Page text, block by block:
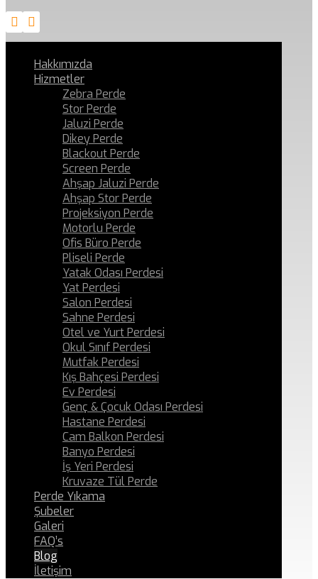
Hakkımızda
Hizmetler
Zebra Perde
Stor Perde
Jaluzi Perde
Dikey Perde
Blackout Perde
Screen Perde
Ahşap Jaluzi Perde
Ahşap Stor Perde
Projeksiyon Perde
Motorlu Perde
Ofis Büro Perde
Pliseli Perde
Yatak Odası Perdesi
Yat Perdesi
Salon Perdesi
Sahne Perdesi
Otel ve Yurt Perdesi
Okul Sınıf Perdesi
Mutfak Perdesi
Kış Bahçesi Perdesi
Ev Perdesi
Genç & Çocuk Odası Perdesi
Hastane Perdesi
Cam Balkon Perdesi
Banyo Perdesi
İş Yeri Perdesi
Kruvaze Tül Perde
Perde Yıkama
Şubeler
Galeri
FAQ’s
Blog
İletişim